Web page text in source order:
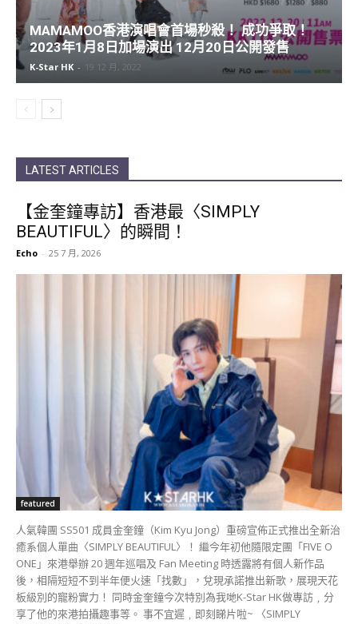
【金奎鐘專訪】香港最〈SIMPLY
BEAUTIFUL〉的瞬間！
Echo - 25 7 月, 2026
人氣韓團 SS501 成員金奎鐘（Kim Kyu Jong）重磅宣佈正式推出全新治
癒系個人單曲〈SIMPLY BEAUTIFUL〉！ 繼今年初他隨限定團「FIVE O
ONE」來港舉辦 20 週年巡唱及 Fan Meeting 時透露將有個人新作品
後，相隔短短不到半年便火速「找數」，兌現承諾推出新歌，展現天花
板級別的寵粉實力！ 同時金奎鐘今次特別為我哋K-Star HK做專訪﹐分
享了他的來港拍攝趣事等。 事不宜遲﹐即刻睇片啦~ 〈SIMPLY
BEAUTIFUL〉官方 MV：
《2026 FTISLAND TOUR 0 — XIX — III
‘FaTe’ in HONG...